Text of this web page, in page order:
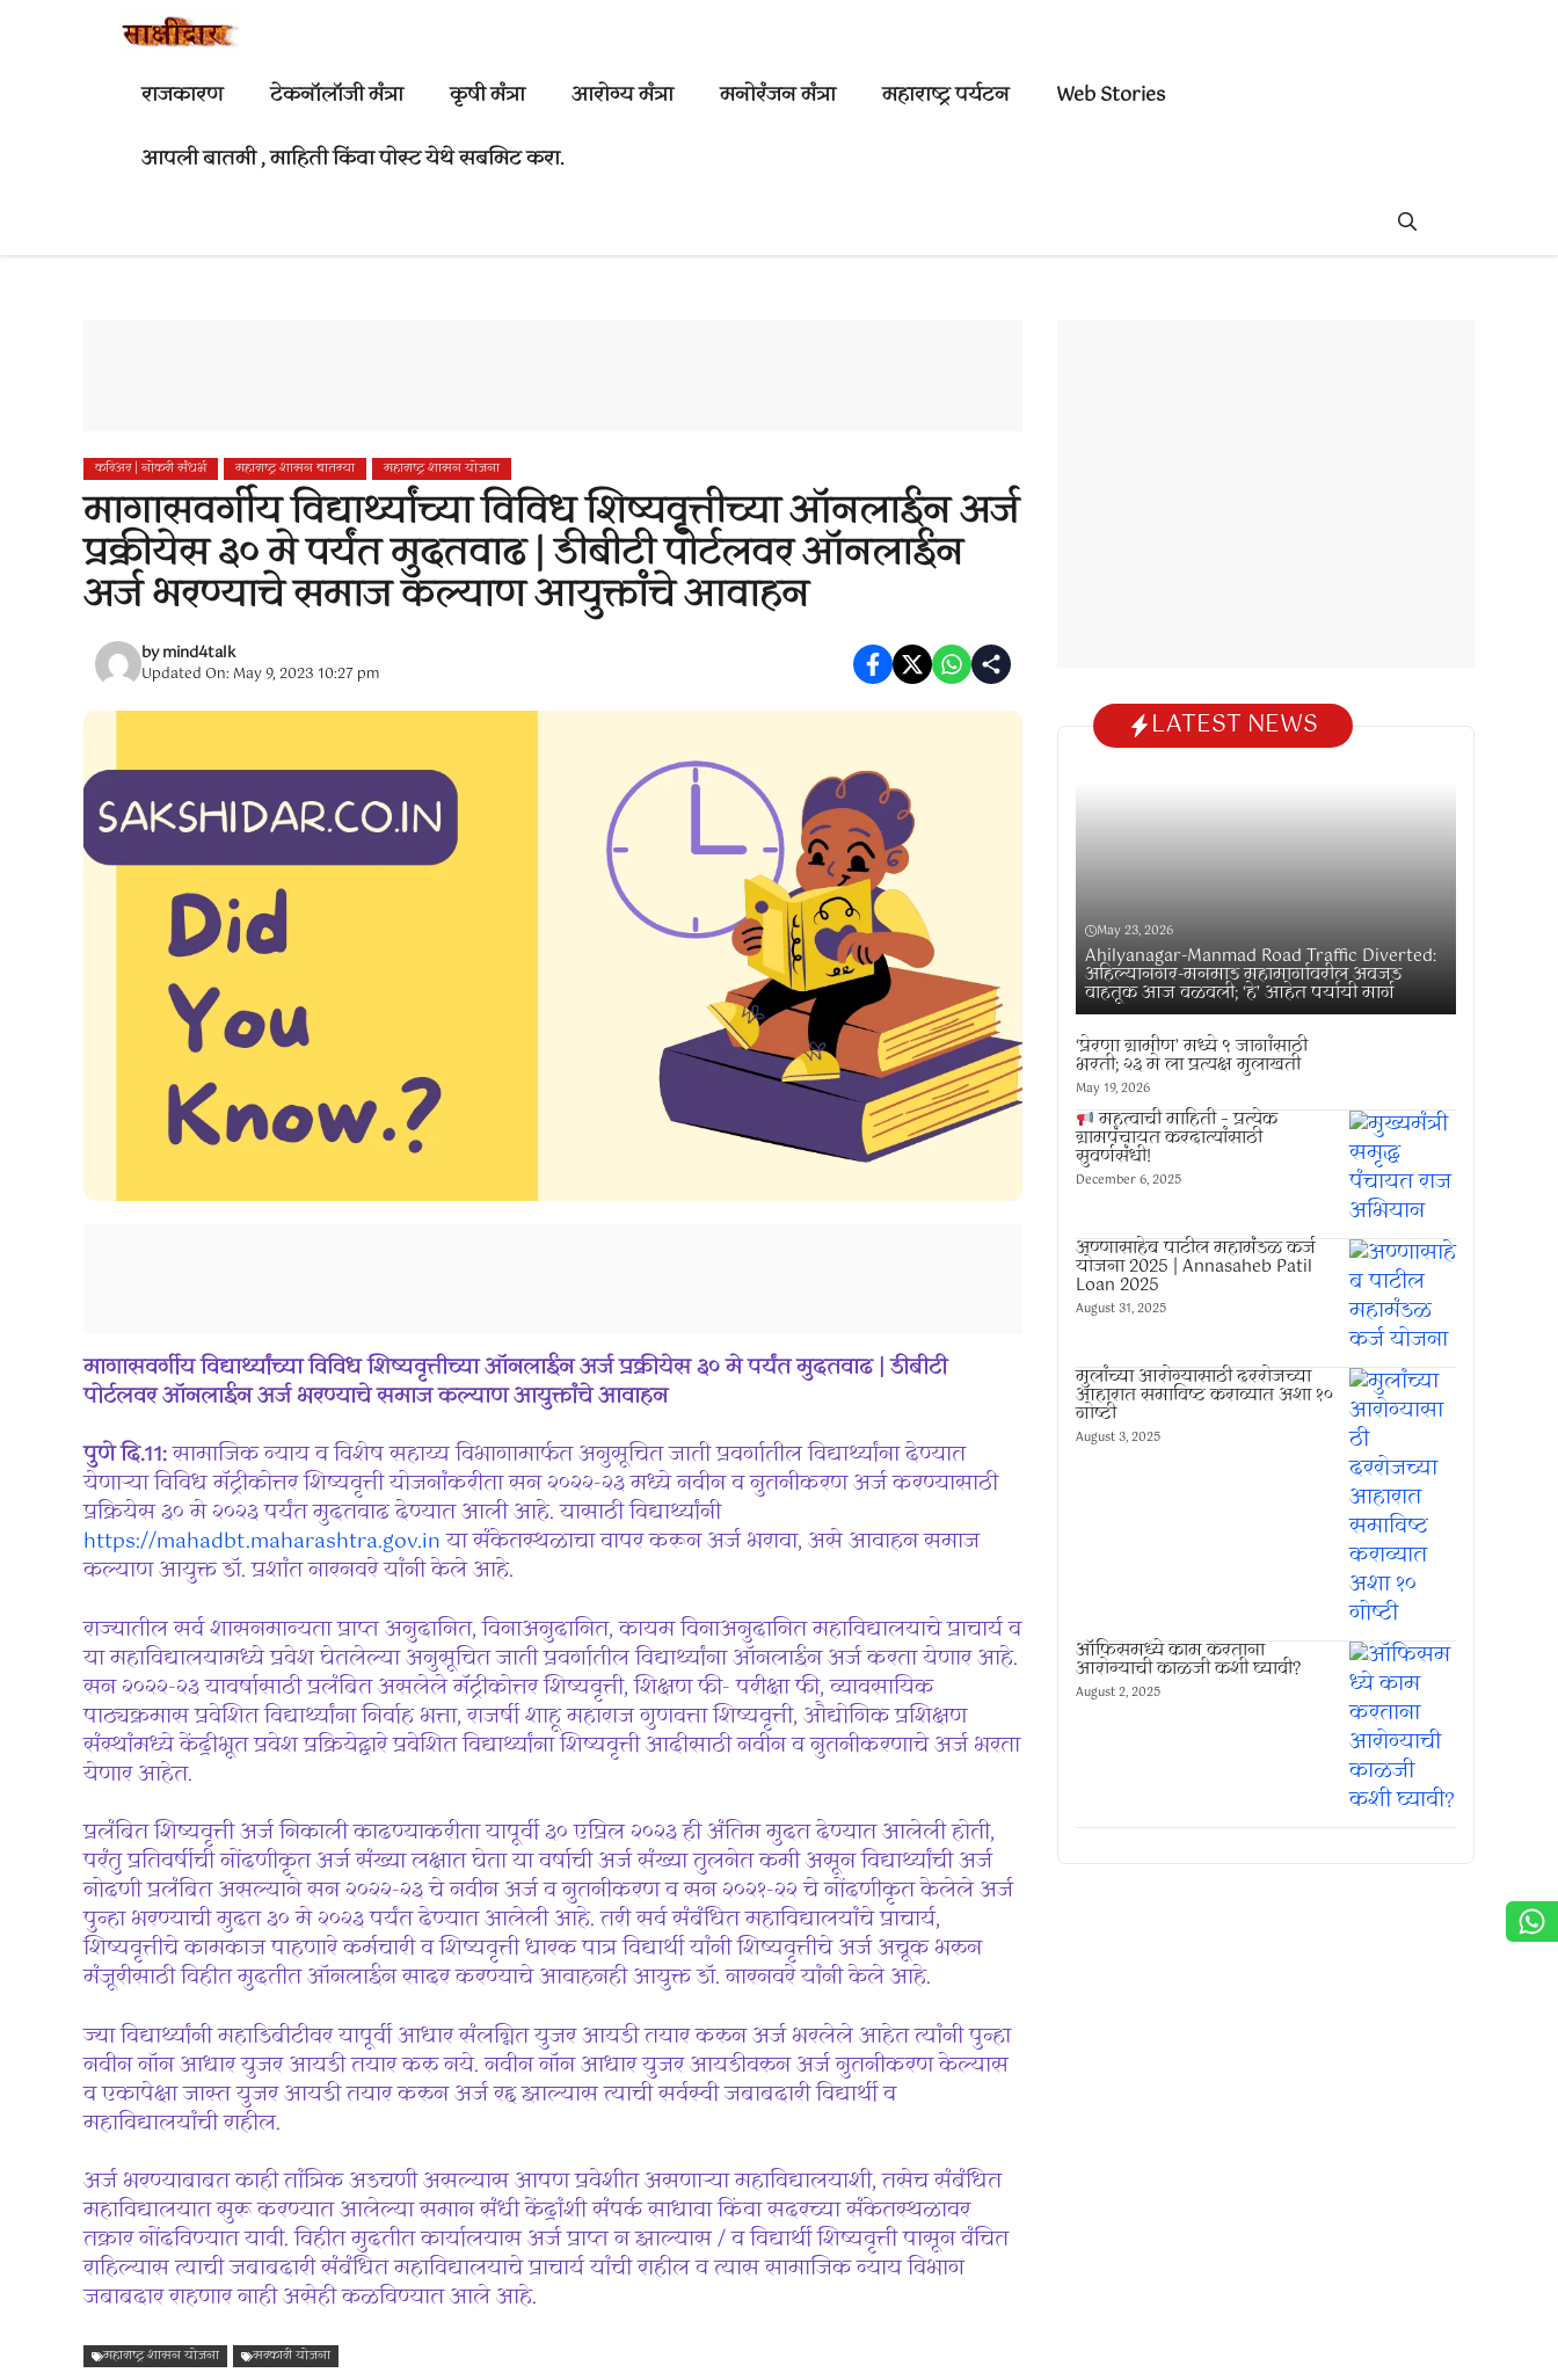
राजकारण टेकनॉलॉजी मंत्रा कृषी मंत्रा आरोग्य मंत्रा मनोरंजन मंत्रा महाराष्ट्र पर्यटन Web Stories
आपली बातमी , माहिती किंवा पोस्ट येथे सबमिट करा.
करिअर | नोकरी संधर्भ महाराष्ट्र शासन बातम्या महाराष्ट्र शासन योजना
मागासवर्गीय विद्यार्थ्यांच्या विविध शिष्यवृत्तीच्या ऑनलाईन अर्ज
प्रक्रीयेस ३० मे पर्यंत मुदतवाढ | डीबीटी पोर्टलवर ऑनलाईन
अर्ज भरण्याचे समाज कल्याण आयुक्तांचे आवाहन
bymind4talk
Updated On: May 9, 2023 10:27 pm
मागासवर्गीय विद्यार्थ्यांच्या विविध शिष्यवृत्तीच्या ऑनलाईन अर्ज प्रक्रीयेस ३० मे पर्यंत मुदतवाढ | डीबीटी
पोर्टलवर ऑनलाईन अर्ज भरण्याचे समाज कल्याण आयुक्तांचे आवाहन
पुणे दि.11:सामाजिक न्याय व विशेष सहाय्य विभागामार्फत अनुसूचित जाती प्रवर्गातील विद्यार्थ्यांना देण्यात
येणाऱ्या विविध मॅट्रीकोत्तर शिष्यवृत्ती योजनांकरीता सन २०२२-२३ मध्ये नवीन व नुतनीकरण अर्ज करण्यासाठी
प्रक्रियेस ३० मे २०२३ पर्यंत मुदतवाढ देण्यात आली आहे. यासाठी विद्यार्थ्यांनी
https://mahadbt.maharashtra.gov.inया संकेतस्थळाचा वापर करून अर्ज भरावा, असे आवाहन समाज
कल्याण आयुक्त डॉ. प्रशांत नारनवरे यांनी केले आहे.
राज्यातील सर्व शासनमान्यता प्राप्त अनुदानित, विनाअनुदानित, कायम विनाअनुदानित महाविद्यालयाचे प्राचार्य व
या महाविद्यालयामध्ये प्रवेश घेतलेल्या अनुसूचित जाती प्रवर्गातील विद्यार्थ्यांना ऑनलाईन अर्ज करता येणार आहे.
सन २०२२-२३ यावर्षासाठी प्रलंबित असलेले मॅट्रीकोत्तर शिष्यवृत्ती, शिक्षण फी- परीक्षा फी, व्यावसायिक
पाठ्यक्रमास प्रवेशित विद्यार्थ्यांना निर्वाह भत्ता, राजर्षी शाहू महाराज गुणवत्ता शिष्यवृत्ती, औद्योगिक प्रशिक्षण
संस्थांमध्ये केंद्रीभूत प्रवेश प्रक्रियेद्वारे प्रवेशित विद्यार्थ्यांना शिष्यवृत्ती आदीसाठी नवीन व नुतनीकरणाचे अर्ज भरता
येणार आहेत.
प्रलंबित शिष्यवृत्ती अर्ज निकाली काढण्याकरीता यापूर्वी ३० एप्रिल २०२३ ही अंतिम मुदत देण्यात आलेली होती,
परंतु प्रतिवर्षीची नोंदणीकृत अर्ज संख्या लक्षात घेता या वर्षाची अर्ज संख्या तुलनेत कमी असून विद्यार्थ्यांची अर्ज
नोदणी प्रलंबित असल्याने सन २०२२-२३ चे नवीन अर्ज व नुतनीकरण व सन २०२१-२२ चे नोंदणीकृत केलेले अर्ज
पुन्हा भरण्याची मुदत ३० मे २०२३ पर्यंत देण्यात आलेली आहे. तरी सर्व संबंधित महाविद्यालयांचे प्राचार्य,
शिष्यवृत्तीचे कामकाज पाहणारे कर्मचारी व शिष्यवृत्ती धारक पात्र विद्यार्थी यांनी शिष्यवृत्तीचे अर्ज अचूक भरुन
मंजूरीसाठी विहीत मुदतीत ऑनलाईन सादर करण्याचे आवाहनही आयुक्त डॉ. नारनवरे यांनी केले आहे.
ज्या विद्यार्थ्यांनी महाडिबीटीवर यापूर्वी आधार संलग्नित युजर आयडी तयार करुन अर्ज भरलेले आहेत त्यांनी पुन्हा
नवीन नॉन आधार युजर आयडी तयार करु नये. नवीन नॉन आधार युजर आयडीवरुन अर्ज नुतनीकरण केल्यास
व एकापेक्षा जास्त युजर आयडी तयार करुन अर्ज रद्द झाल्यास त्याची सर्वस्वी जबाबदारी विद्यार्थी व
महाविद्यालयांची राहील.
अर्ज भरण्याबाबत काही तांत्रिक अडचणी असल्यास आपण प्रवेशीत असणाऱ्या महाविद्यालयाशी, तसेच संबंधित
महाविद्यालयात सुरू करण्यात आलेल्या समान संधी केंद्रांशी संपर्क साधावा किंवा सदरच्या संकेतस्थळावर
तक्रार नोंदविण्यात यावी. विहीत मुदतीत कार्यालयास अर्ज प्राप्त न झाल्यास / व विद्यार्थी शिष्यवृत्ती पासून वंचित
राहिल्यास त्याची जबाबदारी संबंधित महाविद्यालयाचे प्राचार्य यांची राहील व त्यास सामाजिक न्याय विभाग
जबाबदार राहणार नाही असेही कळविण्यात आले आहे.
महाराष्ट्र शासन योजना सरकारी योजना
LATEST NEWS
May 23, 2026
Ahilyanagar-Manmad Road Traffic Diverted:
अहिल्यानगर-मनमाड महामार्गावरील अवजड
वाहतूक आज वळवली; ‘हे’ आहेत पर्यायी मार्ग
‘प्रेरणा ग्रामीण’ मध्ये ९ जागांसाठी
भरती; २३ मे ला प्रत्यक्ष मुलाखती
May 19, 2026
महत्वाची माहिती – प्रत्येक
ग्रामपंचायत करदात्यांसाठी
सुवर्णसंधी!
December 6, 2025
अण्णासाहेब पाटील महामंडळ कर्ज
योजना 2025 | Annasaheb Patil
Loan 2025
August 31, 2025
मुलांच्या आरोग्यासाठी दररोजच्या
आहारात समाविष्ट कराव्यात अशा १०
गोष्टी
August 3, 2025
ऑफिसमध्ये काम करताना
आरोग्याची काळजी कशी घ्यावी?
August 2, 2025